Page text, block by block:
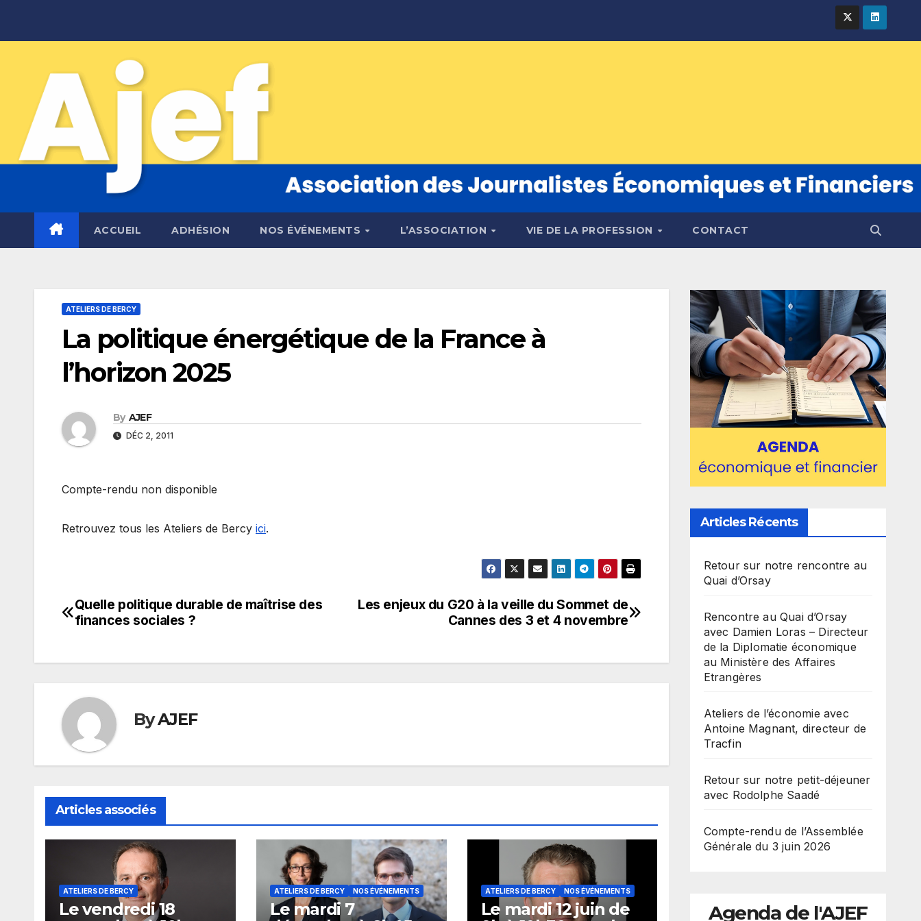
ACCUEIL ADHÉSION NOS ÉVÉNEMENTS L’ASSOCIATION VIE DE LA PROFESSION CONTACT
ATELIERS DE BERCY
La politique énergétique de la France à
l’horizon 2025
By AJEF
DÉC 2, 2011
Compte-rendu non disponible
Retrouvez tous les Ateliers de Bercy ici.
Navigation
l’article
Les enjeux du G20 à la veille du Sommet de
Cannes des 3 et 4 novembre
Quelle politique durable de maîtrise des
finances sociales ?
ByAJEF
Articles associés
ATELIERS DE BERCY
Le vendredi 18
ATELIERS DE BERCY NOS ÉVÉNEMENTS
Le mardi 7
ATELIERS DE BERCY NOS ÉVÉNEMENTS
Le mardi 12 juin de
Articles Récents
Retour sur notre rencontre au
Quai d’Orsay
Rencontre au Quai d’Orsay
avec Damien Loras – Directeur
de la Diplomatie économique
au Ministère des Affaires
Etrangères
Ateliers de l’économie avec
Antoine Magnant, directeur de
Tracfin
Retour sur notre petit-déjeuner
avec Rodolphe Saadé
Compte-rendu de l’Assemblée
Générale du 3 juin 2026
Agenda de l'AJEF